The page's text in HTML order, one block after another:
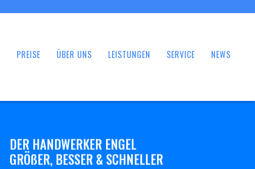
PREISE ÜBER UNS LEISTUNGEN SERVICE NEWS
DER HANDWERKER ENGEL
GRÖßER, BESSER & SCHNELLER